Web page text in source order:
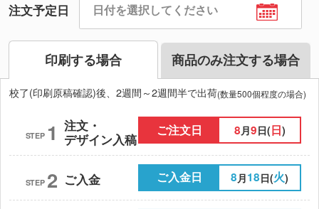
注文予定日
印刷する場合 商品のみ注文する場合
校了(印刷原稿確認)後、2週間～2週間半で出荷(数量500個程度の場合)
STEP 1 注文・
デザイン入稿
ご注文日 8月9日(日)
STEP 2 ご入金 ご入金日 8 月18日(火)